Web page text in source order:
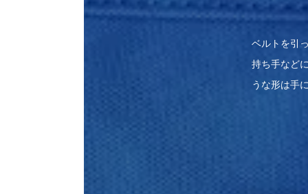
ベルトを引
持ち手など
うな形は手